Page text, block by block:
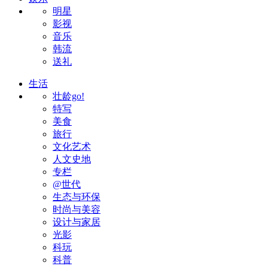
明星
影视
音乐
韩流
送礼
生活
壮龄go!
特写
美食
旅行
文化艺术
人文史地
专栏
@世代
生态与环保
时尚与美容
设计与家居
光影
科玩
科普